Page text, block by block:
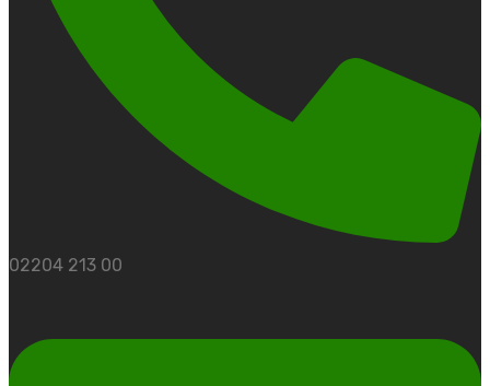
02204 213 00